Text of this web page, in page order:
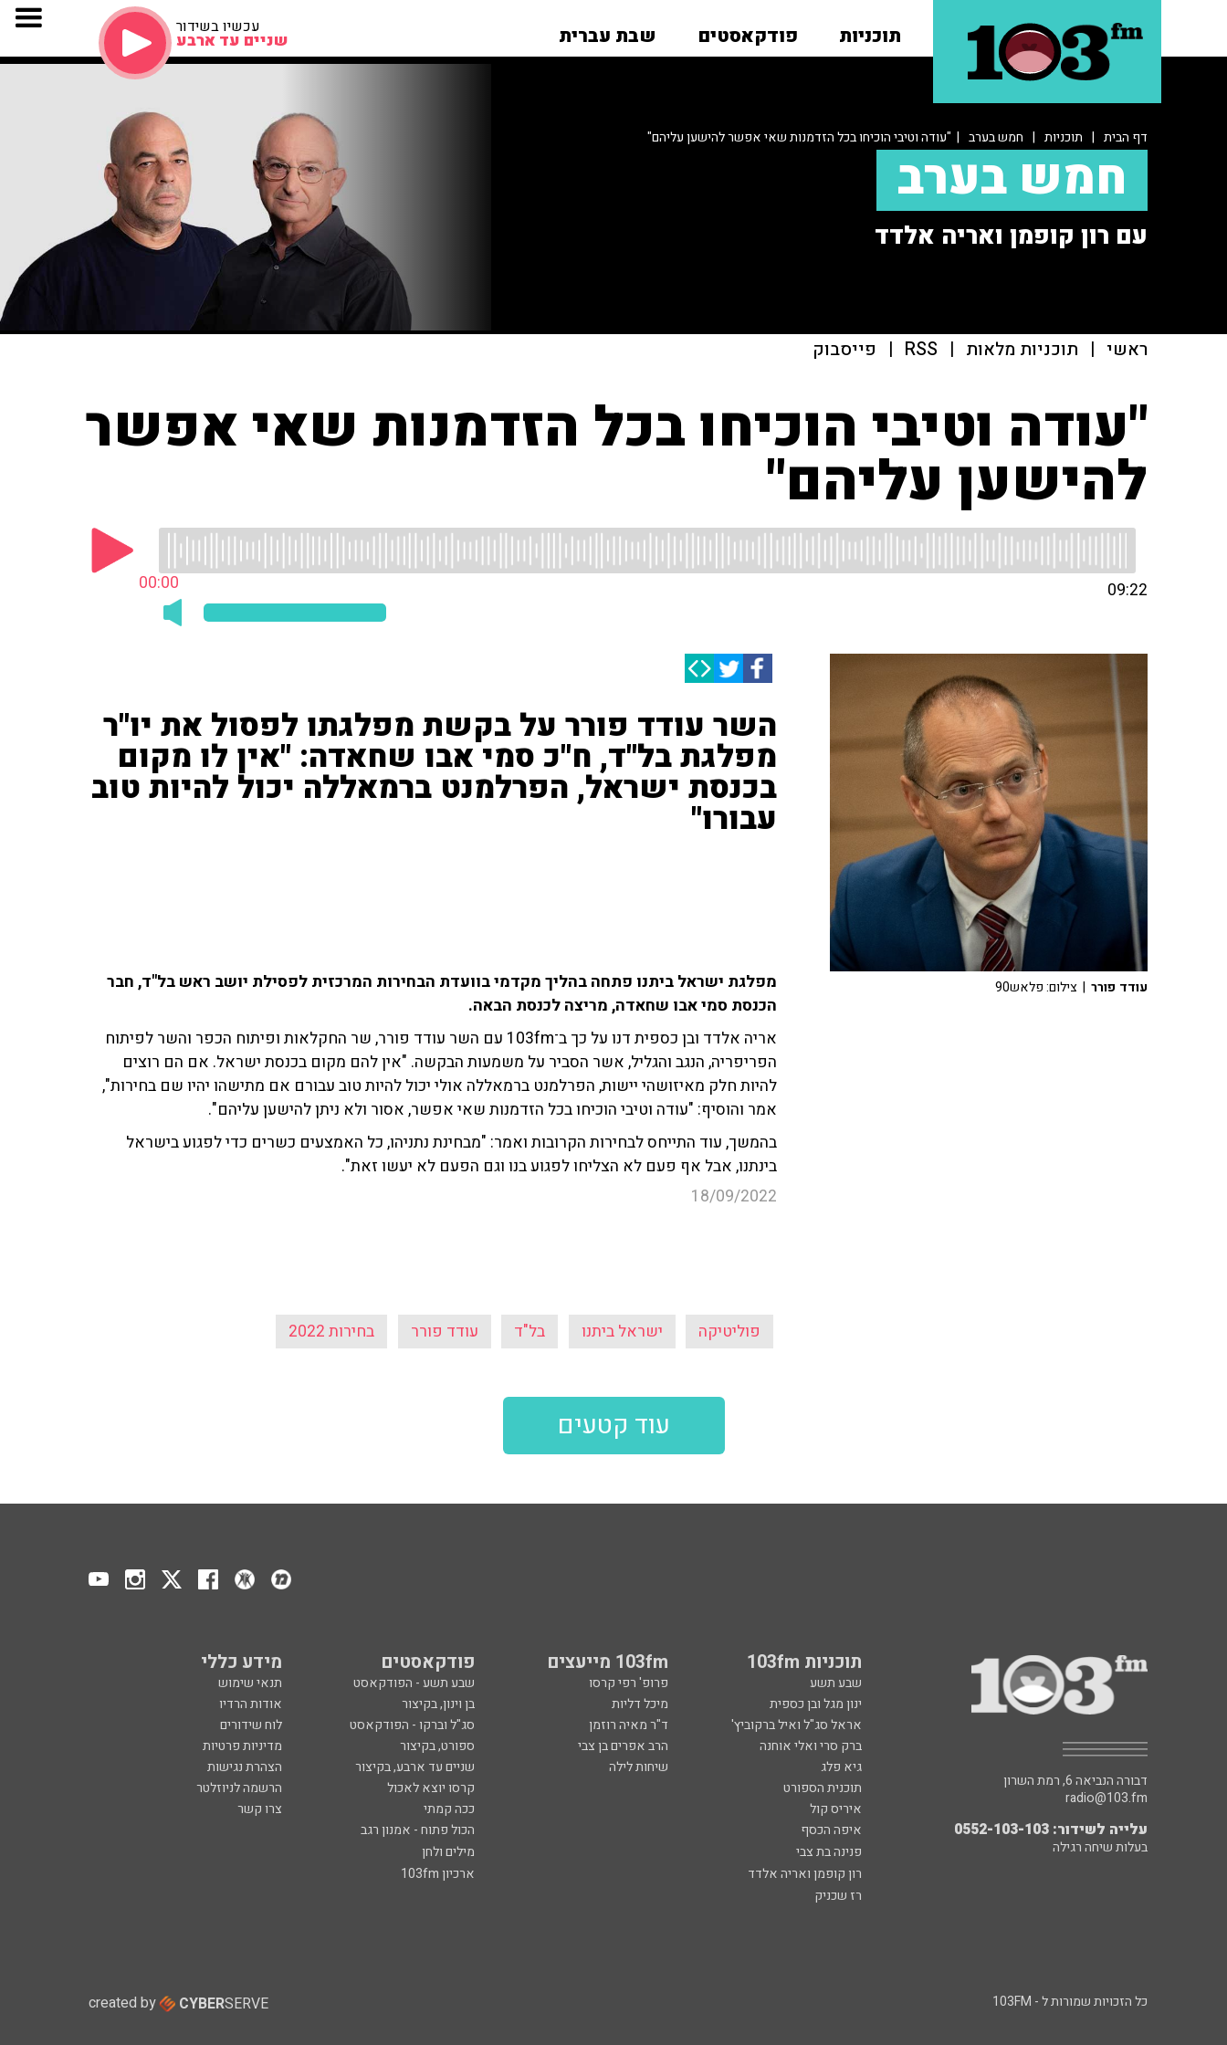
תוכניות פודקאסטים שבת עברית עכשיו בשידור
שניים עד ארבע
דף הבית | תוכניות | חמש בערב | "עודה וטיבי הוכיחו בכל הזדמנות שאי אפשר להישען עליהם"
חמש בערב
עם רון קופמן ואריה אלדד
ראשי | תוכניות מלאות |
RSS
| פייסבוק
"עודה וטיבי הוכיחו בכל הזדמנות שאי אפשר
להישען עליהם"
00:00 09:22
השר עודד פורר על בקשת מפלגתו לפסול את יו"ר
מפלגת בל"ד, ח"כ סמי אבו שחאדה: "אין לו מקום
בכנסת ישראל, הפרלמנט ברמאללה יכול להיות טוב
עבורו"
מפלגת ישראל ביתנו פתחה בהליך מקדמי בוועדת הבחירות המרכזית לפסילת יושב ראש בל"ד, חבר
הכנסת סמי אבו שחאדה, מריצה לכנסת הבאה.
אריה אלדד ובן כספית דנו על כך ב־103fm עם השר עודד פורר, שר החקלאות ופיתוח הכפר והשר לפיתוח
הפריפריה, הנגב והגליל, אשר הסביר על משמעות הבקשה. "אין להם מקום בכנסת ישראל. אם הם רוצים
להיות חלק מאיזושהי יישות, הפרלמנט ברמאללה אולי יכול להיות טוב עבורם אם מתישהו יהיו שם בחירות",
אמר והוסיף: "עודה וטיבי הוכיחו בכל הזדמנות שאי אפשר, אסור ולא ניתן להישען עליהם".
בהמשך, עוד התייחס לבחירות הקרובות ואמר: "מבחינת נתניהו, כל האמצעים כשרים כדי לפגוע בישראל
בינתנו, אבל אף פעם לא הצליחו לפגוע בנו וגם הפעם לא יעשו זאת".
18/09/2022
פוליטיקה ישראל ביתנו בל"ד עודד פורר בחירות 2022
עודד פורר | צילום: פלאש90
עוד קטעים
תוכניות 103fm 103fm מייעצים פודקאסטים מידע כללי
שבע תשע פרופ' רפי קרסו שבע תשע - הפודקאסט
תנאי שימוש
ינון מגל ובן כספית
מיכל דליות בן וינון, בקיצור
אודות הרדיו
אראל סג"ל ואיל ברקוביץ'
ד"ר מאיה רוזמן סג"ל וברקו - הפודקאסט
לוח שידורים
ברק סרי ואלי אוחנה
הרב אפרים בן צבי ספורט, בקיצור
מדיניות פרטיות
גיא פלג
שיחות לילה שניים עד ארבע, בקיצור
הצהרת נגישות
תוכנית הספורט
קרסו יוצא לאכול
הרשמה לניוזלטר
איריס קול
ככה קמתי
צרו קשר
איפה הכסף
הכול פתוח - אמנון רגב
פנינה בת צבי
מילים ולחן
רון קופמן ואריה אלדד
ארכיון 103fm
רז שכניק
דבורה הנביאה 6, רמת השרון
radio@103.fm
עלייה לשידור: 0552-103-103
בעלות שיחה רגילה
כל הזכויות שמורות ל - 103FM created by CYBERSERVE